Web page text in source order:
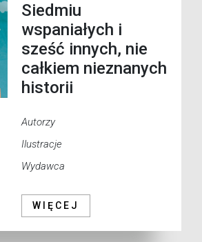
Siedmiu
wspaniałych i
sześć innych, nie
całkiem nieznanych
historii
Autorzy
Ilustracje
Wydawca
WIĘCEJ